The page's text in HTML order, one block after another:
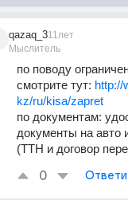
qazaq_3
Мыслитель
11лет
по поводу
смотрите тут: http://
kz/ru/kisa/zapret
по документам:
документы на авто
(ТТН и договор
0